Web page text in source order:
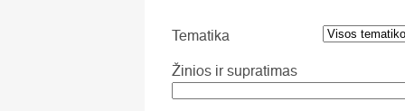
Tematika
Žinios ir supratimas